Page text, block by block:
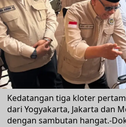
Kedatangan tiga kloter
dari Yogyakarta, Jakarta dan
dengan sambutan hangat.-